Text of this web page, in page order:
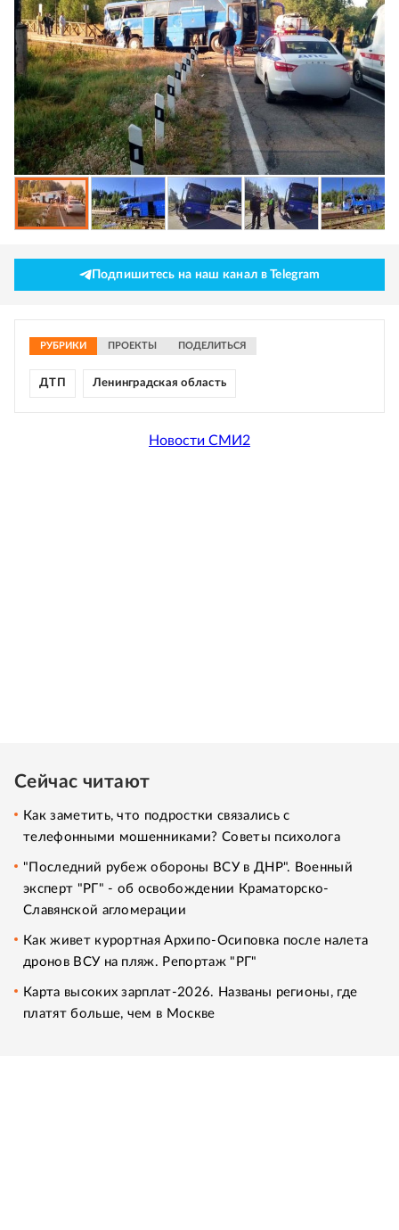
Подпишитесь на наш канал в Telegram
РУБРИКИ ПРОЕКТЫ ПОДЕЛИТЬСЯ
ДТП Ленинградская область
Новости СМИ2
Сейчас читают
Как заметить, что подростки связались с
телефонными мошенниками? Советы психолога
"Последний рубеж обороны ВСУ в ДНР". Военный
эксперт "РГ" - об освобождении Краматорско-
Славянской агломерации
Как живет курортная Архипо-Осиповка после налета
дронов ВСУ на пляж. Репортаж "РГ"
Карта высоких зарплат-2026. Названы регионы, где
платят больше, чем в Москве